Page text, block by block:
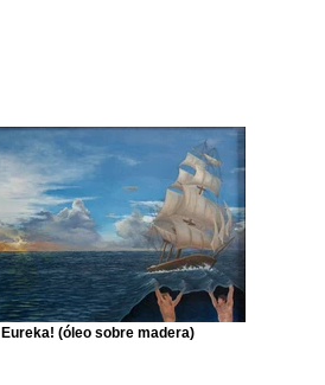
Eureka! (óleo sobre madera)